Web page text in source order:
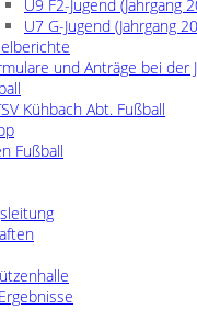
U9 F2-Jugend (Jahrgang
U7 G-Jugend (Jahrgang
und Anträge bei der
Kühbach Abt. Fußball
Fußball